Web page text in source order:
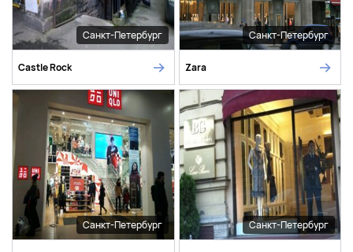
Санкт-Петербург
Castle Rock
Санкт-Петербург
Zara
Санкт-Петербург Санкт-Петербург